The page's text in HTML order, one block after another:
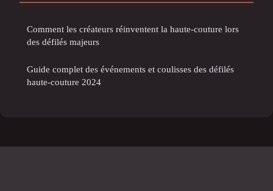
Comment les créateurs réinventent la haute-couture lors
des défilés majeurs
Guide complet des événements et coulisses des défilés
haute-couture 2024